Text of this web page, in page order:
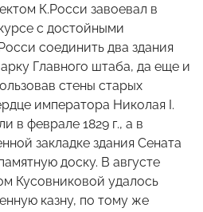
К.Росси завоевал в
с достойными
соединить два здания
Главного штаба, да еще и
стены старых
императора Николая I.
в феврале 1829 г., а в
закладке здания Сената
доску. В августе
Кусовниковой удалось
казну, по тому же